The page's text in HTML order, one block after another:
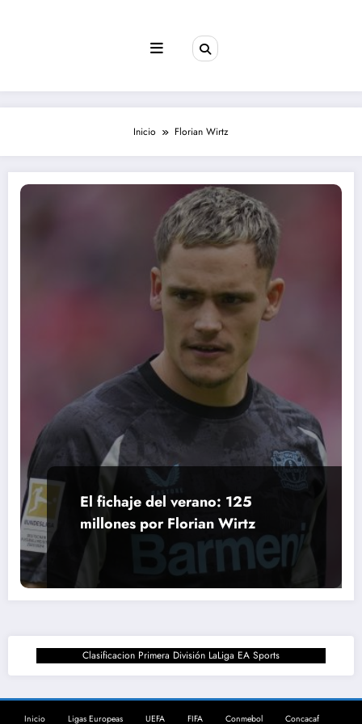
Inicio Florian Wirtz
El fichaje del verano: 125
millones por Florian Wirtz
Clasificacion Primera División LaLiga EA Sports
Inicio Ligas Europeas UEFA FIFA Conmebol Concacaf